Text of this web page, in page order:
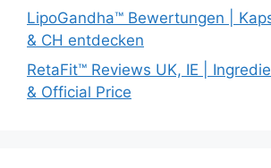
LipoGandha™ Bewertungen |
& CH entdecken
RetaFit™ Reviews UK, IE |
& Official Price